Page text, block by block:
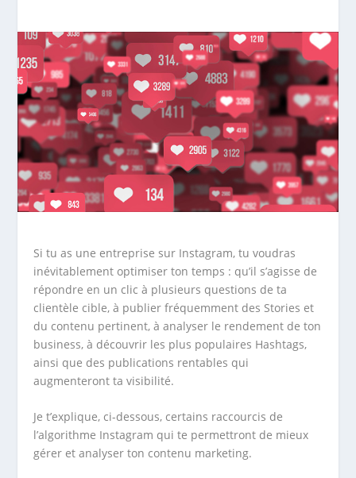
Si tu as une entreprise sur Instagram, tu voudras
inévitablement optimiser ton temps : qu’il s’agisse de
répondre en un clic à plusieurs questions de ta
clientèle cible, à publier fréquemment des Stories et
du contenu pertinent, à analyser le rendement de ton
business, à découvrir les plus populaires Hashtags,
ainsi que des publications rentables qui
augmenteront ta visibilité.
Je t’explique, ci-dessous, certains raccourcis de
l’algorithme Instagram qui te permettront de mieux
gérer et analyser ton contenu marketing.